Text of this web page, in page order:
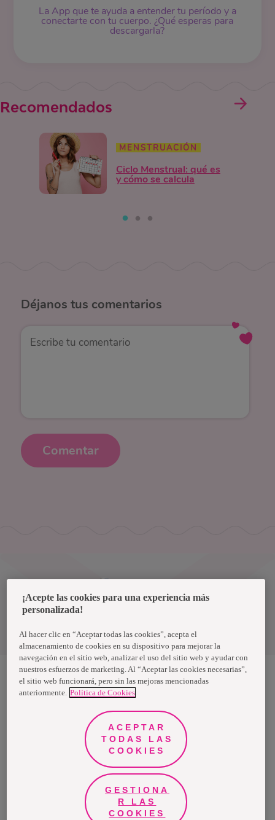
La App que te ayuda a entender tu período y a
conectarte con tu cuerpo. ¿Qué esperas para
descargarla?
Recomendados
MENSTRUACIÓN
Ciclo Menstrual: qué es
y cómo se calcula
Déjanos tus comentarios
Comentar
Términos y condiciones
Nosotras, una marca de Essity - una compañía global líder en
mundo, utilizan nuestros productos, servicios y soluciones. Nuestro
propósito es romper barreras por el bienestar en beneficio de
consumidores, pacientes, cuidadores, clientes y la sociedad en
general. Vendemos en aproximadamente 150 países bajo las
principales marcas globales TENA y Tork, así como otras marcas
como Actimove, Cutimed, JOBST, Knix, Leukoplast, Libero, Libresse,
Lotus, Modibodi, Nosotras, Saba, Tempo, TOM Organic y Zewa. En
2024, Essity tuvo ventas de aproximadamente 13 mil millones de
euros y empleó a 36,000 personas. La sede de la compañía está
ubicada en Estocolmo, Suecia, y Essity cotiza en Nasdaq Estocolmo.
Más información en www.essity.com.
¡Acepte las cookies para una experiencia más
personalizada!
Al hacer clic en “Aceptar todas las cookies”, acepta el
almacenamiento de cookies en su dispositivo para mejorar la
navegación en el sitio web, analizar el uso del sitio web y ayudar con
nuestros esfuerzos de marketing. Al “Aceptar las cookies necesarias”,
el sitio web funcionará, pero sin las mejoras mencionadas
anteriormente. Política de Cookies
ACEPTAR
TODAS LAS
COOKIES
GESTIONA
R LAS
COOKIES